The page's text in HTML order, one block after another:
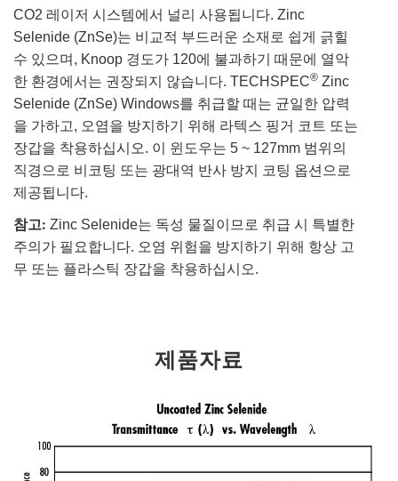
CO2 레이저 시스템에서 널리 사용됩니다. Zinc
Selenide (ZnSe)는 비교적 부드러운 소재로 쉽게 긁힐
수 있으며, Knoop 경도가 120에 불과하기 때문에 열악
한 환경에서는 권장되지 않습니다. TECHSPEC® Zinc
Selenide (ZnSe) Windows를 취급할 때는 균일한 압력
을 가하고, 오염을 방지하기 위해 라텍스 핑거 코트 또는
장갑을 착용하십시오. 이 윈도우는 5 ~ 127mm 범위의
직경으로 비코팅 또는 광대역 반사 방지 코팅 옵션으로
제공됩니다.
참고: Zinc Selenide는 독성 물질이므로 취급 시 특별한
주의가 필요합니다. 오염 위험을 방지하기 위해 항상 고
무 또는 플라스틱 장갑을 착용하십시오.
제품자료